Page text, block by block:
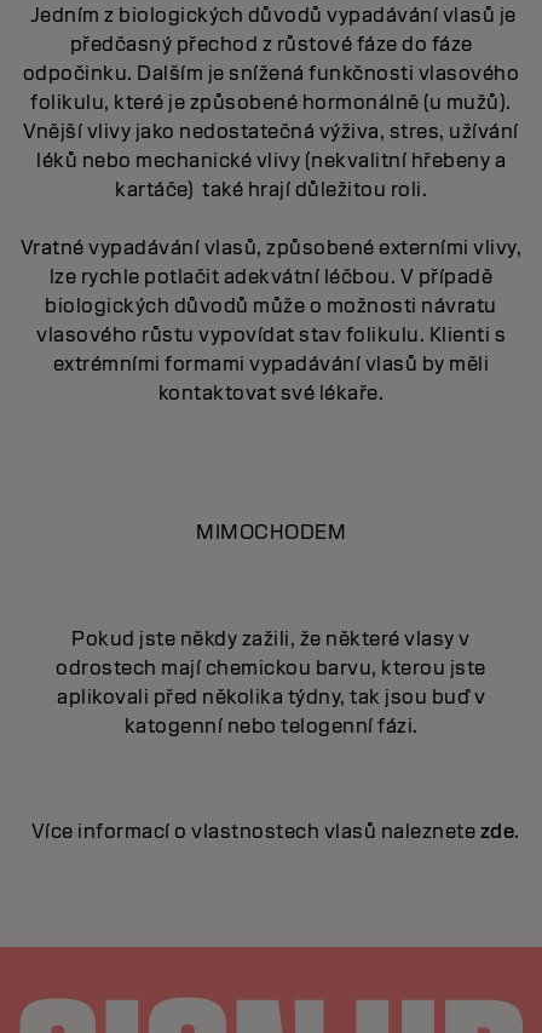
Jedním z biologických důvodů vypadávání vlasů je
předčasný přechod z růstové fáze do fáze
odpočinku. Dalším je snížená funkčnosti vlasového
folikulu, které je způsobené hormonálně (u mužů).
Vnější vlivy jako nedostatečná výživa, stres, užívání
léků nebo mechanické vlivy (nekvalitní hřebeny a
kartáče) také hrají důležitou roli.
Vratné vypadávání vlasů, způsobené externími vlivy,
lze rychle potlačit adekvátní léčbou. V případě
biologických důvodů může o možnosti návratu
vlasového růstu vypovídat stav folikulu. Klienti s
extrémními formami vypadávání vlasů by měli
kontaktovat své lékaře.
MIMOCHODEM
Pokud jste někdy zažili, že některé vlasy v
odrostech mají chemickou barvu, kterou jste
aplikovali před několika týdny, tak jsou buď v
katogenní nebo telogenní fázi.
Více informací o vlastnostech vlasů naleznetezde.